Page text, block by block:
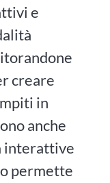
e
creare
in
anche
interattive
permette